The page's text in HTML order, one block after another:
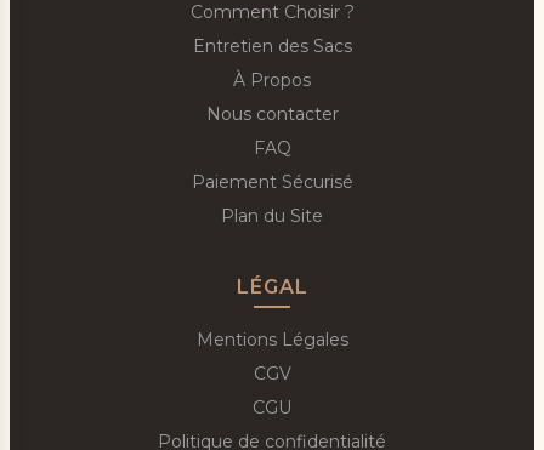
Comment Choisir ?
Entretien des Sacs
À Propos
Nous contacter
FAQ
Paiement Sécurisé
Plan du Site
LÉGAL
Mentions Légales
CGV
CGU
Politique de confidentialité